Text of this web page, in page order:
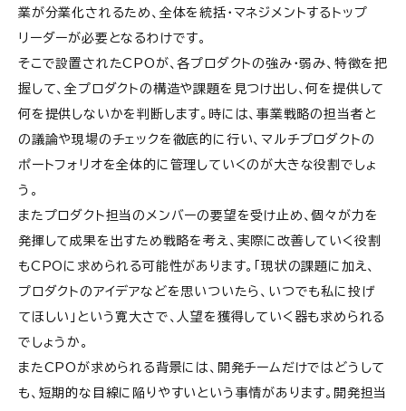
業が分業化されるため、全体を統括・マネジメントするトップ
リーダーが必要となるわけです。
そこで設置されたCPOが、各プロダクトの強み・弱み、特徴を把
握して、全プロダクトの構造や課題を見つけ出し、何を提供して
何を提供しないかを判断します。時には、事業戦略の担当者と
の議論や現場のチェックを徹底的に行い、マルチプロダクトの
ポートフォリオを全体的に管理していくのが大きな役割でしょ
う。
またプロダクト担当のメンバーの要望を受け止め、個々が力を
発揮して成果を出すため戦略を考え、実際に改善していく役割
もCPOに求められる可能性があります。「現状の課題に加え、
プロダクトのアイデアなどを思いついたら、いつでも私に投げ
てほしい」という寛大さで、人望を獲得していく器も求められる
でしょうか。
またCPOが求められる背景には、開発チームだけではどうして
も、短期的な目線に陥りやすいという事情があります。開発担当